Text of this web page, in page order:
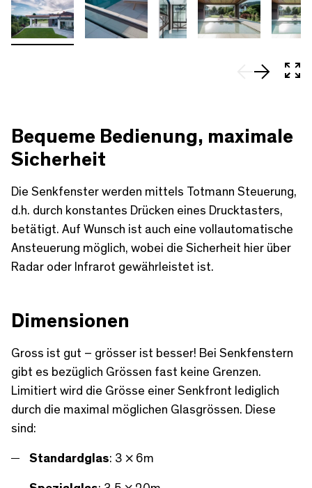
Bequeme Bedienung, maximale
Sicherheit
Die Senkfenster werden mittels Totmann Steuerung,
d.h. durch konstantes Drücken eines Drucktasters,
betätigt. Auf Wunsch ist auch eine vollautomatische
Ansteuerung möglich, wobei die Sicherheit hier über
Radar oder Infrarot gewährleistet ist.
Dimensionen
Gross ist gut – grösser ist besser! Bei Senkfenstern
gibt es bezüglich Grössen fast keine Grenzen.
Limitiert wird die Grösse einer Senkfront lediglich
durch die maximal möglichen Glasgrössen. Diese
sind:
Standardglas: 3 × 6m